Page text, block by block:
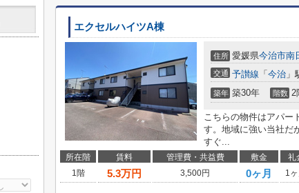
エクセルハイツA棟
住所 愛媛県今治市南
交通 予讃線 「 今治 」
築年 築30年 階数 2
こちらの物件はアパー
す。地域に強い当社だ
すぐ...
所在階 賃料 管理費・共益費 敷金 礼
1階
5.3万円 3,500円 0ヶ月 1ヶ